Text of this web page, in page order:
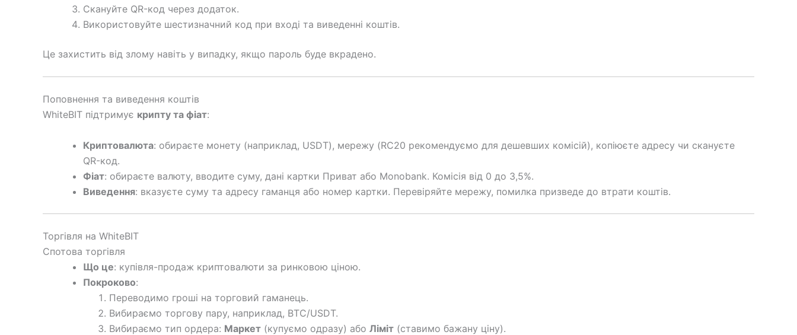
Скануйте QR-код через додаток.
Використовуйте шестизначний код при вході та виведенні коштів.
Це захистить від злому навіть у випадку, якщо пароль буде вкрадено.
Поповнення та виведення коштів
WhiteBIT підтримує крипту та фіат:
Криптовалюта: обираєте монету (наприклад, USDT), мережу (RС20 рекомендуємо для дешевших комісій), копіюєте адресу чи скануєте
QR-код.
Фіат: обираєте валюту, вводите суму, дані картки Приват або Monobank. Комісія від 0 до 3,5%.
Виведення: вказуєте суму та адресу гаманця або номер картки. Перевіряйте мережу, помилка призведе до втрати коштів.
Торгівля на WhiteBIT
Спотова торгівля
Що це: купівля-продаж криптовалюти за ринковою ціною.
Покроково:
Переводимо гроші на торговий гаманець.
Вибираємо торгову пару, наприклад, BTC/USDT.
Вибираємо тип ордера: Маркет (купуємо одразу) або Ліміт (ставимо бажану ціну).